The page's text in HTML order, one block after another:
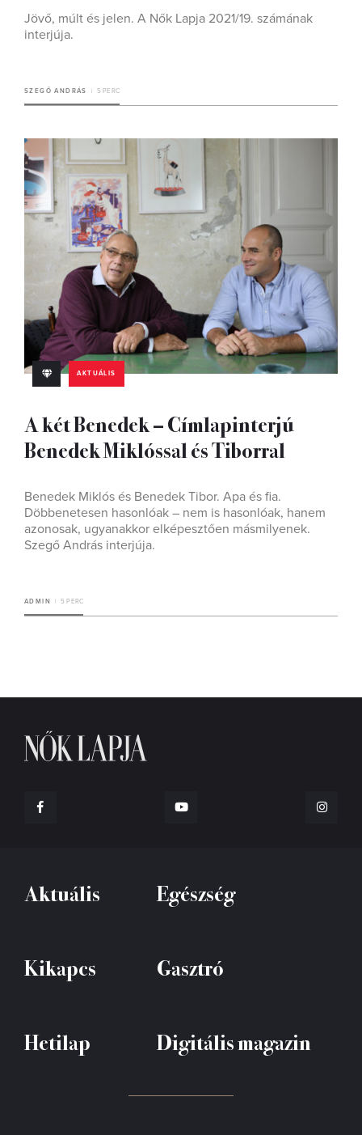
Jövő, múlt és jelen. A Nők Lapja 2021/19. számának
interjúja.
SZEGŐ ANDRÁS 5 PERC
AKTUÁLIS
A két Benedek – Címlapinterjú
Benedek Miklóssal és Tiborral
Benedek Miklós és Benedek Tibor. Apa és fia.
Döbbenetesen hasonlóak – nem is hasonlóak, hanem
azonosak, ugyanakkor elképesztően másmilyenek.
Szegő András interjúja.
ADMIN 5 PERC
Aktuális Egészség
Kikapcs Gasztró
Hetilap Digitális magazin